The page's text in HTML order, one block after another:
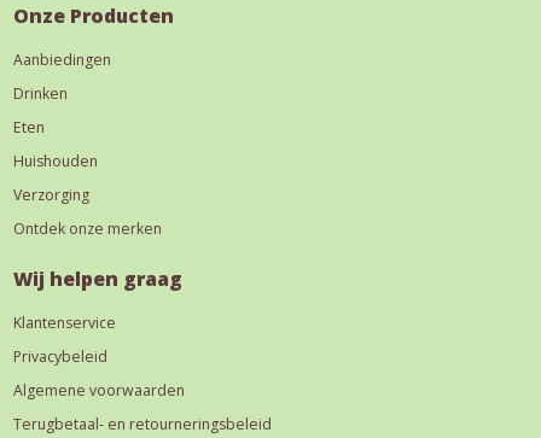
Onze Producten
Aanbiedingen
Drinken
Eten
Huishouden
Verzorging
Ontdek onze merken
Wij helpen graag
Klantenservice
Privacybeleid
Algemene voorwaarden
Terugbetaal- en retourneringsbeleid